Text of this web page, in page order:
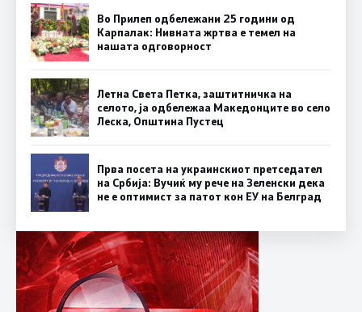
Во Прилеп одбележани 25 години од
Карпалак: Нивната жртва е темел на
нашата одговорност
Летна Света Петка, заштитничка на
селото, ја одбележаа Македонците во село
Леска, Општина Пустец
Прва посета на украинскиот претседател
на Србија: Вучиќ му рече на Зеленски дека
не е оптимист за патот кон ЕУ на Белград